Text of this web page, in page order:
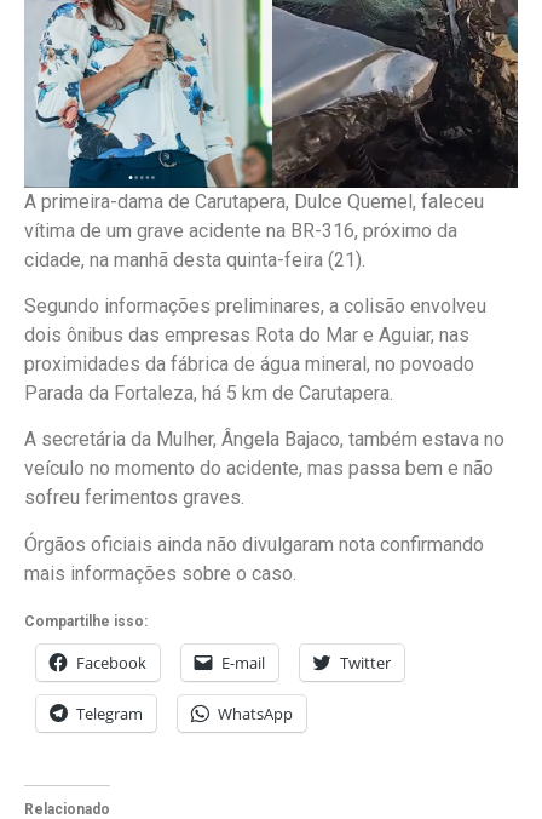
A primeira-dama de Carutapera, Dulce Quemel, faleceu
vítima de um grave acidente na BR-316, próximo da
cidade, na manhã desta quinta-feira (21).
Segundo informações preliminares, a colisão envolveu
dois ônibus das empresas Rota do Mar e Aguiar, nas
proximidades da fábrica de água mineral, no povoado
Parada da Fortaleza, há 5 km de Carutapera.
A secretária da Mulher, Ângela Bajaco, também estava no
veículo no momento do acidente, mas passa bem e não
sofreu ferimentos graves.
Órgãos oficiais ainda não divulgaram nota confirmando
mais informações sobre o caso.
Compartilhe isso:
Facebook E-mail Twitter
Telegram WhatsApp
Relacionado